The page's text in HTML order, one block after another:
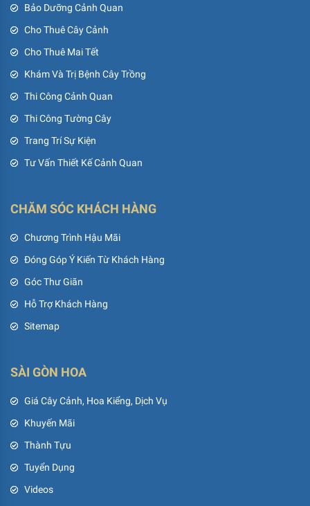
Bảo Dưỡng Cảnh Quan
Cho Thuê Cây Cảnh
Cho Thuê Mai Tết
Khám Và Trị Bệnh Cây Trồng
Thi Công Cảnh Quan
Thi Công Tường Cây
Trang Trí Sự Kiện
Tư Vấn Thiết Kế Cảnh Quan
CHĂM SÓC KHÁCH HÀNG
Chương Trình Hậu Mãi
Đóng Góp Ý Kiến Từ Khách Hàng
Góc Thư Giãn
Hỗ Trợ Khách Hàng
Sitemap
SÀI GÒN HOA
Giá Cây Cảnh, Hoa Kiểng, Dịch Vụ
Khuyến Mãi
Thành Tựu
Tuyển Dụng
Videos